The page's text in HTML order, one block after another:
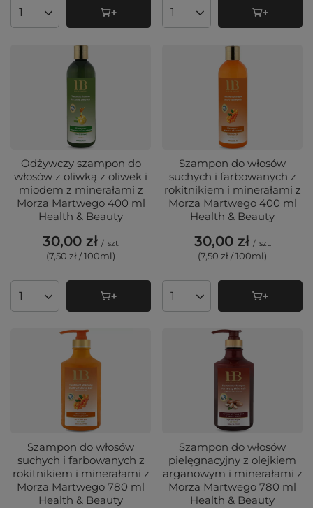
Ilość produktów Ilość produktów
Odżywczy szampon do
włosów z oliwką z oliwek i
miodem z minerałami z
Morza Martwego 400 ml
Health & Beauty
30,00 zł / szt.
(7,50 zł / 100ml)
Ilość produktów
Szampon do włosów
suchych i farbowanych z
rokitnikiem i minerałami z
Morza Martwego 400 ml
Health & Beauty
30,00 zł / szt.
(7,50 zł / 100ml)
Ilość produktów
Szampon do włosów
suchych i farbowanych z
rokitnikiem i minerałami z
Morza Martwego 780 ml
Health & Beauty
Szampon do włosów
pielęgnacyjny z olejkiem
arganowym i minerałami z
Morza Martwego 780 ml
Health & Beauty